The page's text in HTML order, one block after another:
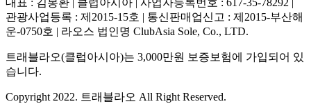
대표 : 김봉환 | 클럽아시아 | 사업자등록번호 : 617-35-78292 |
관광사업등록 : 제2015-15호 | 통신판매업신고 : 제2015-부산해
운-0750호 | 라오스 법인명 ClubAsia Sole, Co., LTD.
트래블라오(클럽아시아)는 3,000만원 보증보험에 가입되어 있
습니다.
Copyright 2022. 트래블라오 All Right Reserved.